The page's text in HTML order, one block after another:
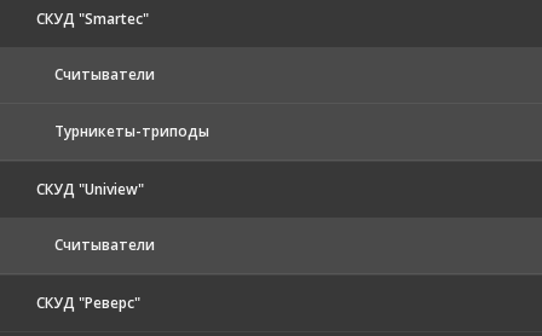
СКУД "Smartec"
Считыватели
Турникеты-триподы
СКУД "Uniview"
Считыватели
СКУД "Реверс"